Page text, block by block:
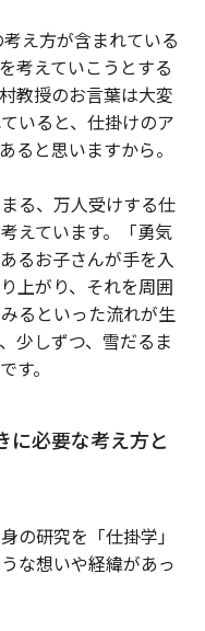
え方が含まれている
考えていこうとする
教授のお言葉は大変
いると、仕掛けのア
ると思いますから。
る、万人受けする仕
えています。「勇気
るお子さんが手を入
上がり、それを周囲
るといった流れが生
少しずつ、雪だるま
す。
に必要な考え方と
の研究を「仕掛学」
な想いや経緯があっ